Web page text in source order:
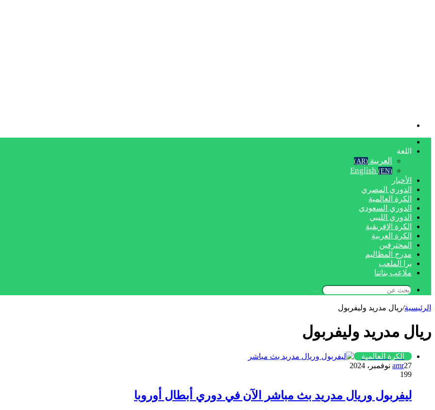
اللغة
العربية (AR)
English (EN)
الأخبار
الدوري المصري
الكرة العالمية
الدوري السعودي
الدوري الليبي
الكرة الإفريقية
الكرة العربية
المحترفين
مدرج المظاليم
برا الملعب
ملاعب بناتنا
بحث
الرئيسية/ريال مدريد وليفربول
ريال مدريد وليفربول
الكرة العالمية
amr27 نوفمبر، 2024
199
ليفربول وريال مدريد بث مباشر الآن في دوري أبطال أوروبا